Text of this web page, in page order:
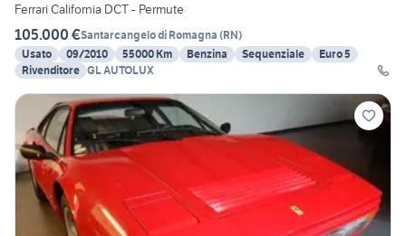
Ferrari California DCT - Permute
105.000 €Santarcangelo di Romagna (RN)
Usato
09/2010 55000 Km Benzina Sequenziale
Euro 5
Rivenditore GL AUTOLUX